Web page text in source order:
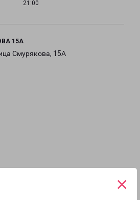
×
21:00
15А
Смурякова, 15А